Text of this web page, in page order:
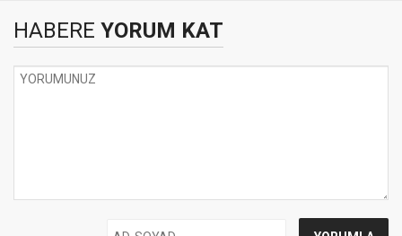
HABERE YORUM KAT